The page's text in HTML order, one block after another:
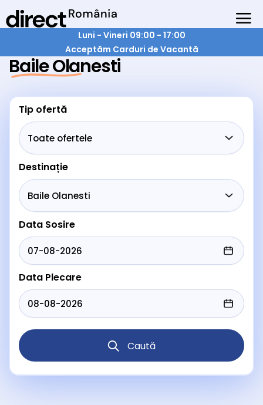
Luni - Vineri 09:00 - 17:00
Acceptăm Carduri de Vacantă
Baile Olanesti
Tip ofertă
Destinație
Data Sosire
Data Plecare
Caută